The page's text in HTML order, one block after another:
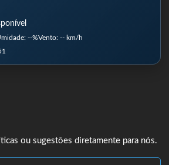
--%Vento: -- km/h
ou sugestões diretamente para nós.